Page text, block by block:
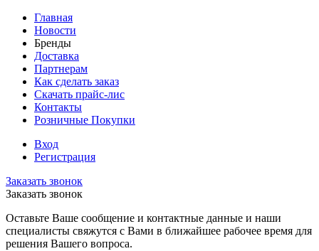
Главная
Новости
Бренды
Доставка
Партнерам
Как сделать заказ
Скачать прайс-лис
Контакты
Розничные Покупки
Вход
Регистрация
Заказать звонок
Заказать звонок
Оставьте Ваше сообщение и контактные данные и наши
специалисты свяжутся с Вами в ближайшее рабочее время для
решения Вашего вопроса.